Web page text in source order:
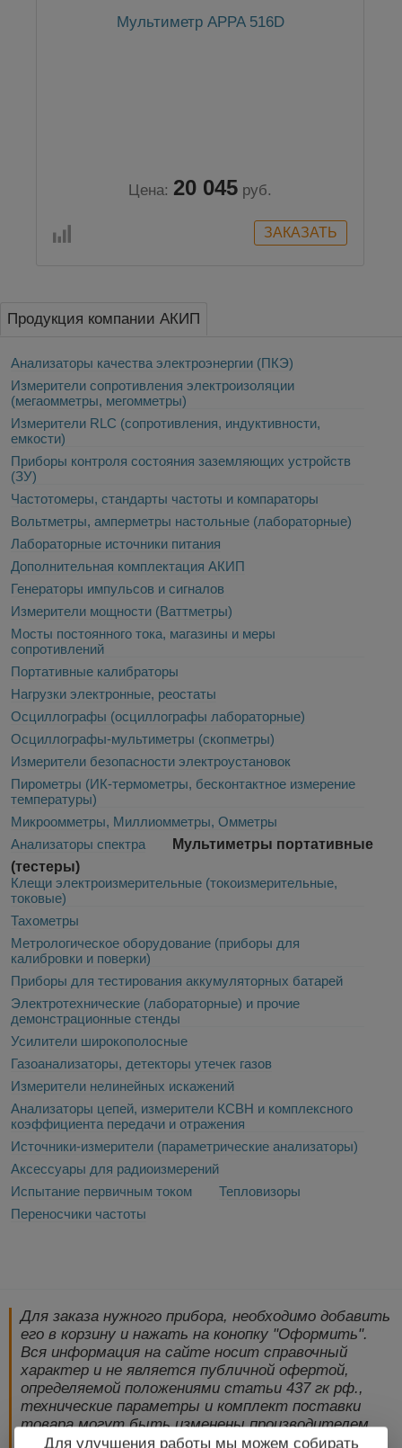
Мультиметр APPA 516D
Цена: 20 045 руб.
Продукция компании АКИП
Анализаторы качества электроэнергии (ПКЭ)
Измерители сопротивления электроизоляции
(мегаомметры, мегомметры)
Измерители RLC (сопротивления, индуктивности,
емкости)
Приборы контроля состояния заземляющих устройств
(ЗУ)
Частотомеры, стандарты частоты и компараторы
Вольтметры, амперметры настольные (лабораторные)
Лабораторные источники питания
Дополнительная комплектация АКИП
Генераторы импульсов и сигналов
Измерители мощности (Ваттметры)
Мосты постоянного тока, магазины и меры
сопротивлений
Портативные калибраторы
Нагрузки электронные, реостаты
Осциллографы (осциллографы лабораторные)
Осциллографы-мультиметры (скопметры)
Измерители безопасности электроустановок
Пирометры (ИК-термометры, бесконтактное измерение
температуры)
Микроомметры, Миллиомметры, Омметры
Анализаторы спектра
Мультиметры портативные
(тестеры)
Клещи электроизмерительные (токоизмерительные,
токовые)
Тахометры
Метрологическое оборудование (приборы для
калибровки и поверки)
Приборы для тестирования аккумуляторных батарей
Электротехнические (лабораторные) и прочие
демонстрационные стенды
Усилители широкополосные
Газоанализаторы, детекторы утечек газов
Измерители нелинейных искажений
Анализаторы цепей, измерители КСВН и комплексного
коэффициента передачи и отражения
Источники-измерители (параметрические анализаторы)
Аксессуары для радиоизмерений
Испытание первичным током
Тепловизоры
Переносчики частоты
Для заказа нужного прибора, необходимо добавить
его в корзину и нажать на конопку "Оформить".
Вся информация на сайте носит справочный
характер и не является публичной офертой,
определяемой положениями статьи 437 гк рф.,
технические параметры и комплект поставки
товара могут быть изменены производителем
без предварительного уведомления!
Для улучшения работы мы можем собирать